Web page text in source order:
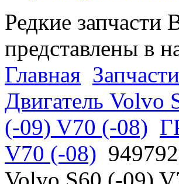
Редкие запчасти
представлены в
Главная
Двигатель Volvo
(-09) V70 (-08)
V70 (-08)